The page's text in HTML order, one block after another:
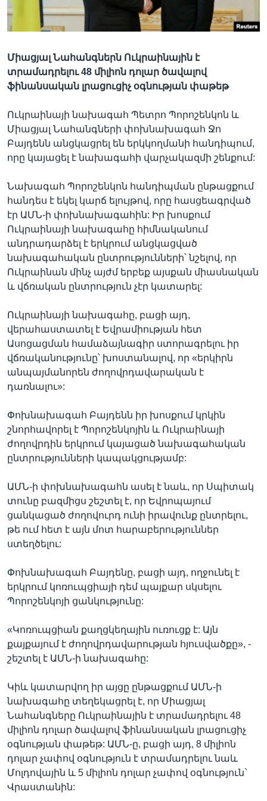
Միացյալ Նահանգներն Ուկրաինային է
տրամադրելու 48 միլիոն դոլար ծավալով
ֆինանսական լրացուցիչ օգնության փաթեթ
Ուկրաինայի նախագահ Պետրո Պորոշենկոն և
Միացյալ Նահանգների փոխնախագահ Ջո
Բայդենն անցկացրել են երկկողմանի հանդիպում,
որը կայացել է նախագահի վարչակազմի շենքում:
Նախագահ Պորոշենկոն հանդիպման ընթացքում
հանդես է եկել կարճ ելույթով, որը հասցեագրված
էր ԱՄՆ-ի փոխնախագահին: Իր խոսքում
Ուկրաինայի նախագահը հիմնականում
անդրադարձել է երկրում անցկացված
նախագահական ընտրությունների՝ նշելով, որ
Ուկրաինան մինչ այժմ երբեք այսքան միասնական
և վճռական ընտրություն չէր կատարել:
Ուկրաինայի նախագահը, բացի այդ,
վերահաստատել է Եվրամիության հետ
Ասոցացման համաձայնագիր ստորագրելու իր
վճռականությունը՝ խոստանալով, որ «երկիրն
անպայմանորեն ժողովրդավարական է
դառնալու»:
Փոխնախագահ Բայդենն իր խոսքում կրկին
շնորհավորել է Պորոշենկոյին և Ուկրաինայի
ժողովրդին երկրում կայացած նախագահական
ընտրությունների կապակցությամբ:
ԱՄՆ-ի փոխնախագահն ասել է նաև, որ Սպիտակ
տունը բազմիցս շեշտել է, որ Եվրոպայում
ցանկացած ժողովուրդ ունի իրավունք ընտրելու,
թե ում հետ է այն մոտ հարաբերություններ
ստեղծելու:
Փոխնախագահ Բայդենը, բացի այդ, ողջունել է
երկրում կոռուպցիայի դեմ պայքար սկսելու
Պորոշենկոյի ցանկությունը:
«Կոռուպցիան քաղցկեղային ուռուցք է: Այն
քայքայում է ժողովրդավարության հյուսվածքը», -
շեշտել է ԱՄՆ-ի նախագահը:
Կիև կատարվող իր այցը ընթացքում ԱՄՆ-ի
նախագահը տեղեկացրել է, որ Միացյալ
Նահանգները Ուկրաինային է տրամադրելու 48
միլիոն դոլար ծավալով ֆինանսական լրացուցիչ
օգնության փաթեթ: ԱՄՆ-ը, բացի այդ, 8 միլիոն
դոլար չափով օգնություն է տրամադրելու նաև
Մոլդովային և 5 միլիոն դոլար չափով օգնություն`
Վրաստանին: